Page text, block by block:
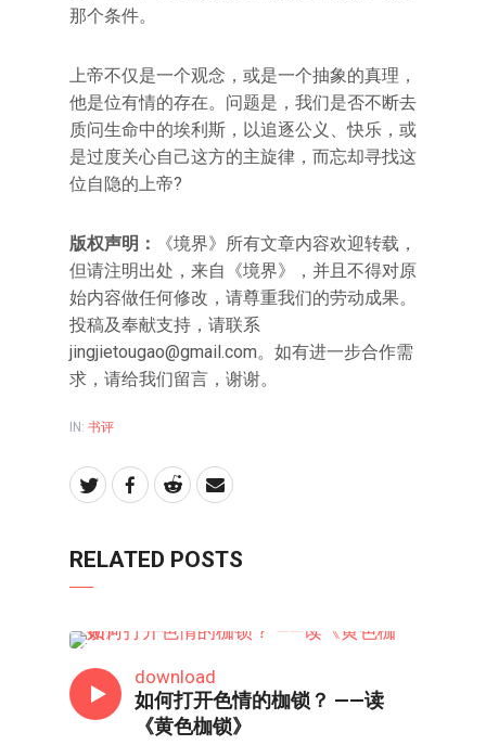
那个条件。
上帝不仅是一个观念，或是一个抽象的真理，
他是位有情的存在。问题是，我们是否不断去
质问生命中的埃利斯，以追逐公义、快乐，或
是过度关心自己这方的主旋律，而忘却寻找这
位自隐的上帝?
版权声明：
《境界》所有文章内容欢迎转载，
但请注明出处，来自《境界》，并且不得对原
始内容做任何修改，请尊重我们的劳动成果。
投稿及奉献支持，请联系
jingjietougao@gmail.com。如有进一步合作需
求，请给我们留言，谢谢。
IN: 书评
RELATED POSTS
download
如何打开色情的枷锁？ ——读
《黄色枷锁》